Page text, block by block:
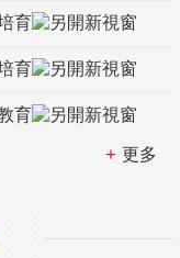
育
育
育
更多